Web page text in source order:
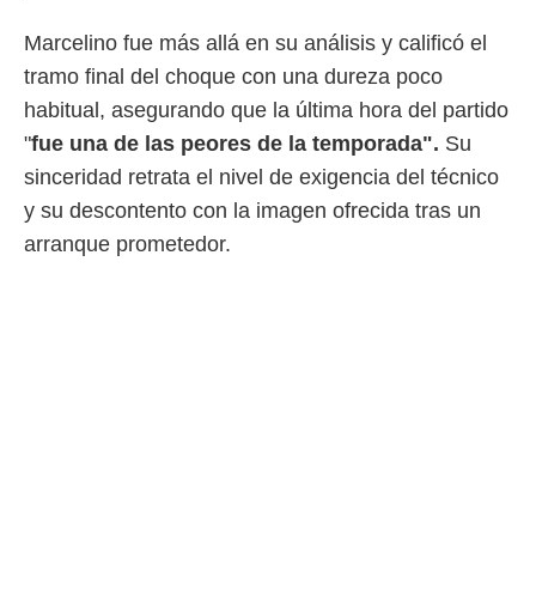
Para
u
momento
en
en
Marcelino fue más allá en su análisis y calificó el
tramo final del choque con una dureza poco
habitual, asegurando que la última hora del partido
"fue una de las peores de la temporada". Su
sinceridad retrata el nivel de exigencia del técnico
y su descontento con la imagen ofrecida tras un
arranque prometedor.